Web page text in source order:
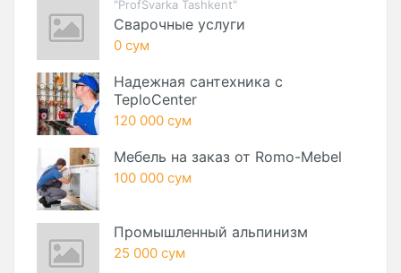
"ProfSvarka Tashkent"
Сварочные услуги
0 сум
Надежная сантехника с
TeploCenter
120 000 сум
Мебель на заказ от Romo-Mebel
100 000 сум
Промышленный альпинизм
25 000 сум